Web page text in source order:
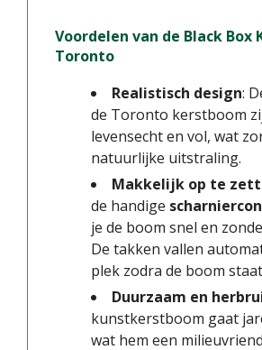
Voordelen van de Black Box
Toronto
Realistisch design:
de Toronto kerstboom
levensecht en vol, wat
natuurlijke uitstraling.
Makkelijk op te
de handige
je de boom snel en
De takken vallen
plek zodra de boom
Duurzaam en
kunstkerstboom gaat
wat hem een